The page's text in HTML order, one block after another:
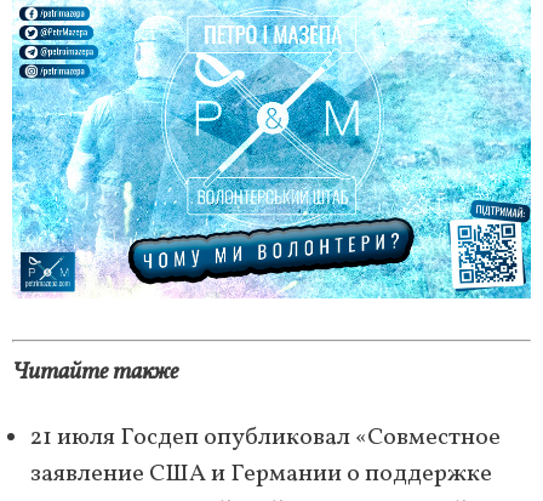
Читайте также
21 июля Госдеп опубликовал «Совместное
заявление США и Германии о поддержке